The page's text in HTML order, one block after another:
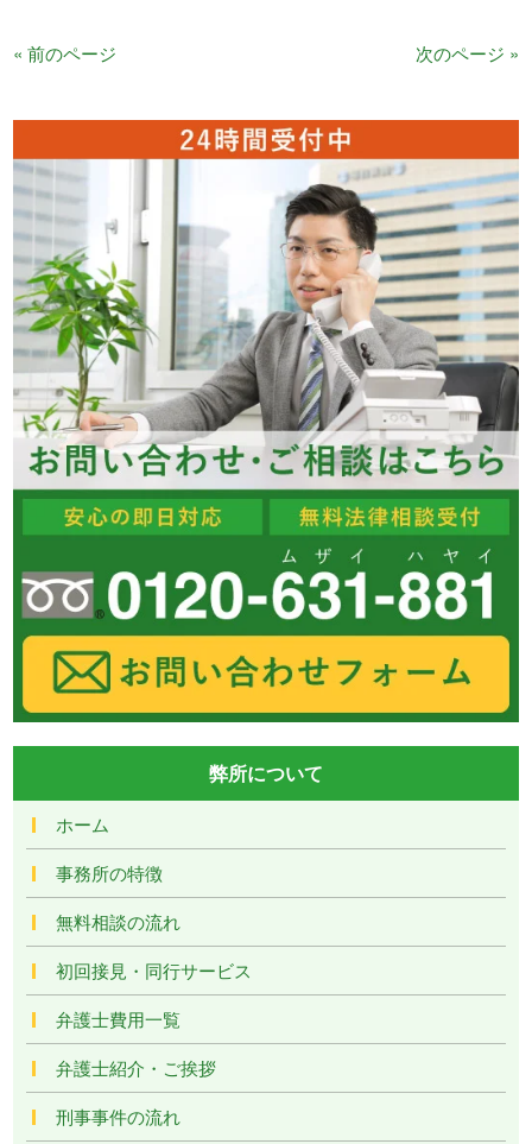
« 前のページ 次のページ »
弊所について
ホーム
事務所の特徴
無料相談の流れ
初回接見・同行サービス
弁護士費用一覧
弁護士紹介・ご挨拶
刑事事件の流れ